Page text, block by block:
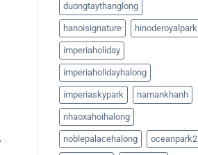
duongtaythanglong
hanoisignature hinoderoyalpark
imperiaholiday
imperiaholidayhalong
imperiaskypark namankhanh
nhaoxahoihalong
noblepalacehalong oceanpark2